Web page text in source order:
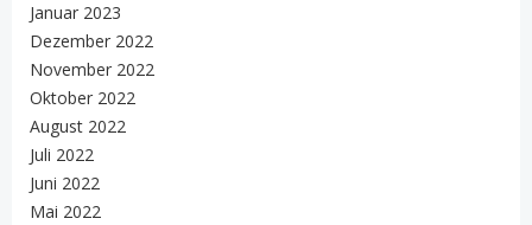
Januar 2023
Dezember 2022
November 2022
Oktober 2022
August 2022
Juli 2022
Juni 2022
Mai 2022